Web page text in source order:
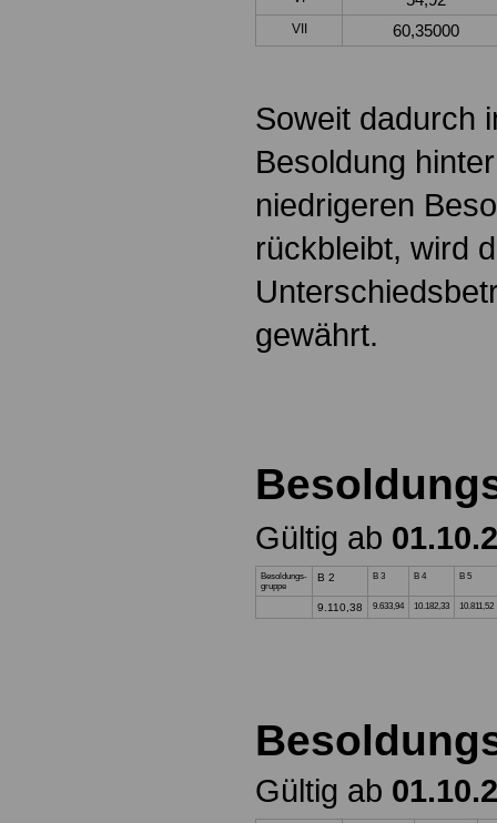
VII 60,35000
Soweit dadurch
Besoldung
niedrigeren
rückbleibt, wird
gewährt.
Gültig ab
Besoldungs-
gruppe
B 2 B 3 B 4 B 5
9.110,38 9.633,94 10.182,33 10.811,52
Gültig ab